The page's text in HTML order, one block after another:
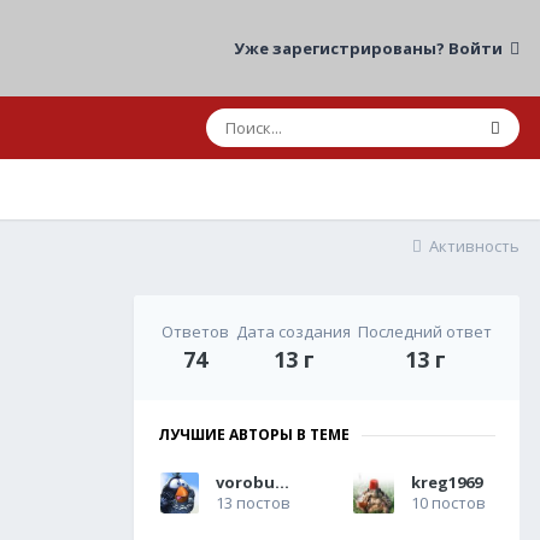
Уже зарегистрированы? Войти
Активность
Ответов
74
Дата создания
13 г
Последний ответ
13 г
ЛУЧШИЕ АВТОРЫ В ТЕМЕ
vorobuwek
13 постов
kreg1969
10 постов